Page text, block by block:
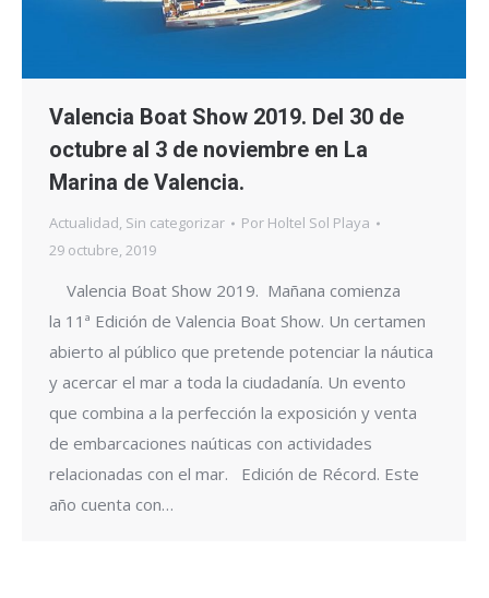
Valencia Boat Show 2019. Del 30 de
octubre al 3 de noviembre en La
Marina de Valencia.
Actualidad, Sin categorizar Por Holtel Sol Playa
29 octubre, 2019
Valencia Boat Show 2019. Mañana comienza
la 11ª Edición de Valencia Boat Show. Un certamen
abierto al público que pretende potenciar la náutica
y acercar el mar a toda la ciudadanía. Un evento
que combina a la perfección la exposición y venta
de embarcaciones naúticas con actividades
relacionadas con el mar. Edición de Récord. Este
año cuenta con…